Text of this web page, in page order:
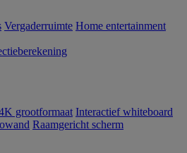
Vergaderruimte Home entertainment
grootformaat Interactief whiteboard
Raamgericht scherm